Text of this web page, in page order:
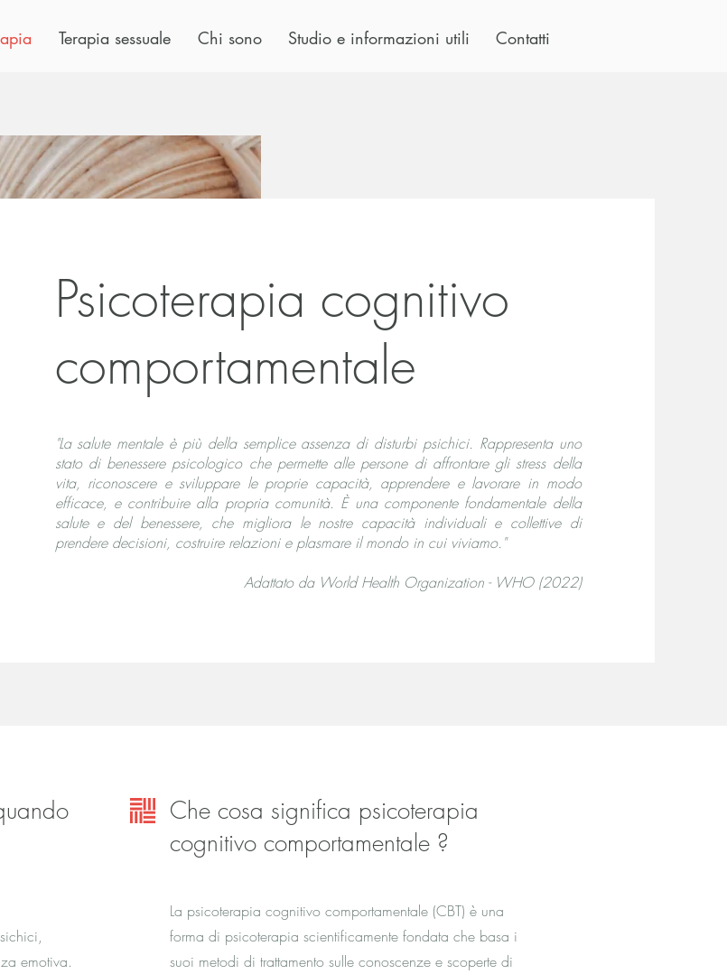
Terapia sessuale Chi sono Studio e informazioni utili Contatti
Psicoterapia cognitivo
comportamentale
"La salute mentale è più della semplice assenza di disturbi psichici. Rappresenta uno
stato di benessere psicologico che permette alle persone di affrontare gli stress della
vita, riconoscere e sviluppare le proprie capacità, apprendere e lavorare in modo
efficace, e contribuire alla propria comunità. È una componente fondamentale della
salute e del benessere, che migliora le nostre capacità individuali e collettive di
prendere decisioni, costruire relazioni e plasmare il mondo in cui viviamo."
Adattato da World Health Organization - WHO (2022)
emotiva.
Che cosa significa psicoterapia
cognitivo comportamentale ?
La psicoterapia cognitivo comportamentale (CBT) è una
forma di psicoterapia scientificamente fondata che basa i
suoi metodi di trattamento sulle conoscenze e scoperte di